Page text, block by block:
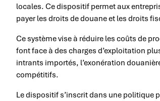
locales. Ce dispositif permet aux
payer les droits de douane et les droits
Ce système vise à réduire les coûts de
font face à des charges d’exploitation
intrants importés, l’exonération
compétitifs.
Le dispositif s’inscrit dans une politique